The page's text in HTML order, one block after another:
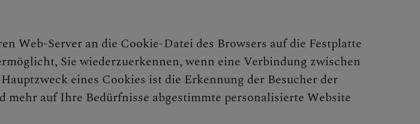
Web-Server an die Cookie-Datei des Browsers auf die Festplatte
Sie wiederzuerkennen, wenn eine Verbindung zwischen
eines Cookies ist die Erkennung der Besucher der
auf Ihre Bedürfnisse abgestimmte personalisierte Website